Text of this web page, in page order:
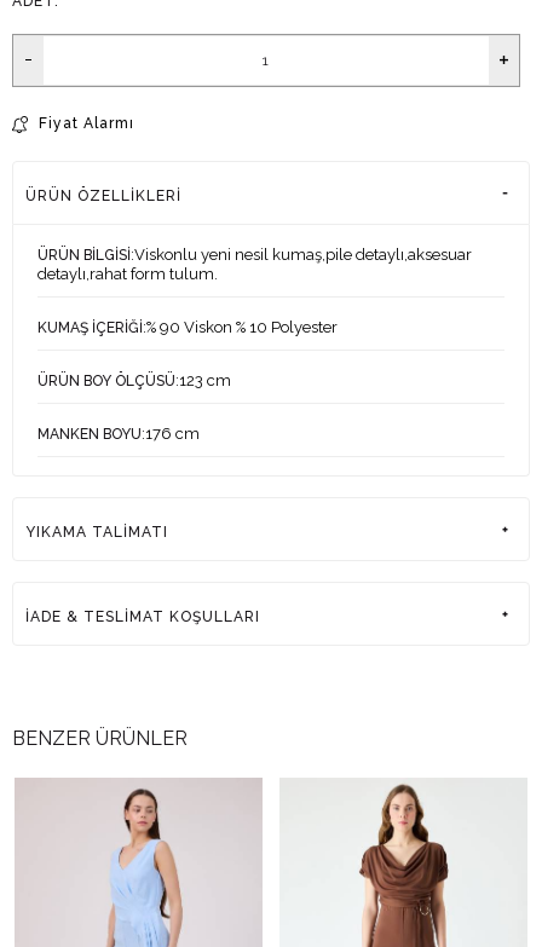
Fiyat Alarmı
ÜRÜN ÖZELLIKLERI
ÜRÜN BİLGİSİ:Viskonlu yeni nesil kumaş,pile detaylı,aksesuar
detaylı,rahat form tulum.
KUMAŞ İÇERİĞİ:% 90 Viskon % 10 Polyester
ÜRÜN BOY ÖLÇÜSÜ:123 cm
MANKEN BOYU:176 cm
MANKEN ÜZERİNDEKİ ÜRÜN BEDENİ
YIKAMA TALİMATI
İADE & TESLİMAT KOŞULLARI
BENZER ÜRÜNLER